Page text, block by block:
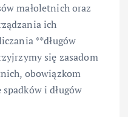
małoletnich oraz
ich
**długów
się zasadom
obowiązkom
i długów